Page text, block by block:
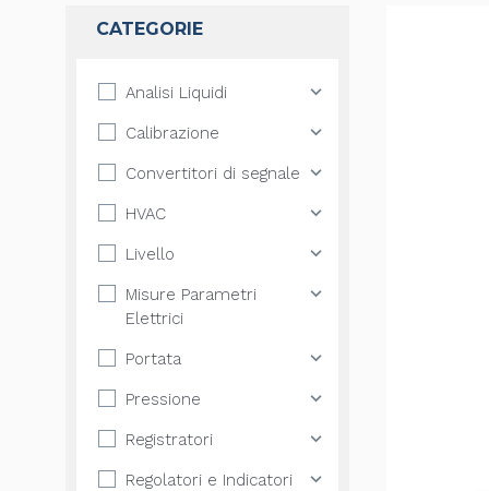
CATEGORIE
Analisi Liquidi
Calibrazione
Convertitori di segnale
HVAC
Livello
Misure Parametri
Elettrici
Portata
Pressione
Registratori
Regolatori e Indicatori